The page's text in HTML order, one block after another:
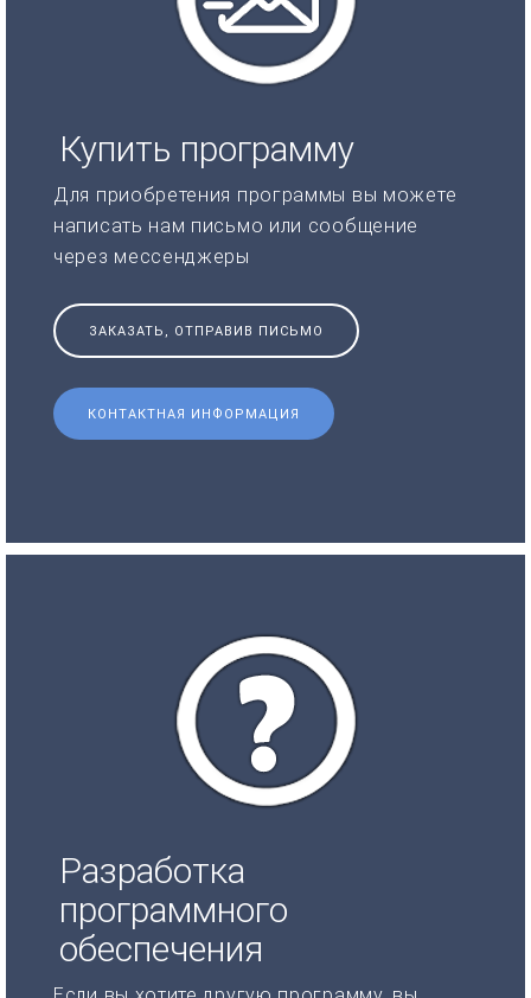
Купить программу
Для приобретения программы вы можете
написать нам письмо или сообщение
через мессенджеры
ЗАКАЗАТЬ, ОТПРАВИВ ПИСЬМО
КОНТАКТНАЯ ИНФОРМАЦИЯ
Разработка
программного
обеспечения